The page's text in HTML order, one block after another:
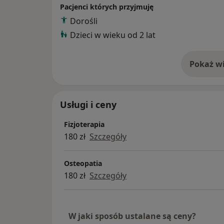
Pacjenci których przyjmuję
Dorośli
Dzieci w wieku od 2 lat
Pokaż o
Usługi i ceny
Fizjoterapia
180 zł Szczegóły
Osteopatia
180 zł Szczegóły
W jaki sposób ustalane są ceny?